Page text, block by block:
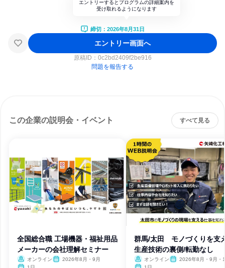
エントリーするとプログラムの詳細案内を
受け取れるようになります
締切：2026年8月31日
エントリー画面へ
原稿ID： 0c2bd2409f2be916
問題を報告する
この企業の説明会・イベント すべて見る
全国総合職 工場機器・福祉用品
メーカーの会社理解セミナー
オンライン
2026年8月・9月
群馬/太田 モノづくりを支
生産技術の裏側/転勤なし
オンライン
2026年8月・9月・